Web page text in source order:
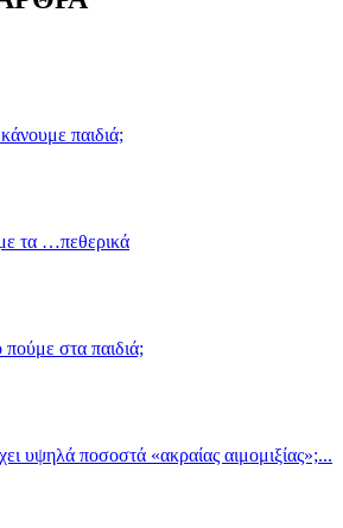
παιδιά;
τα …πεθερικά
στα παιδιά;
υψηλά ποσοστά «ακραίας αιμομιξίας»;...